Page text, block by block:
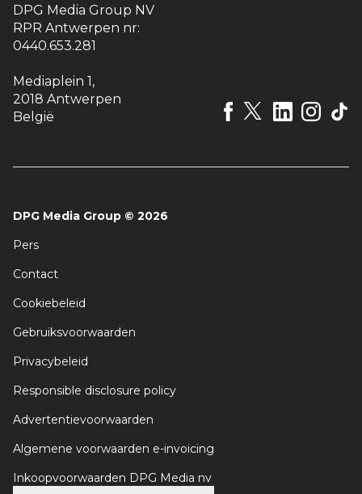
DPG Media Group NV
RPR Antwerpen nr:
0440.653.281
Mediaplein 1,
2018 Antwerpen
België
DPG Media Group © 2026
Pers
Contact
Cookiebeleid
Gebruiksvoorwaarden
Privacybeleid
Responsible disclosure policy
Advertentievoorwaarden
Algemene voorwaarden e-invoicing
Inkoopvoorwaarden DPG Media nv